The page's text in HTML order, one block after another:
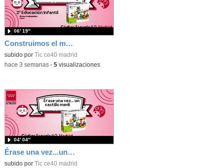
Construimos el mundo con Lego
subido por Tic ce40 madrid
06′ 19″
-hace 3 semanas- 5visualizaciones
Érase una vez...un castillo medieval
subido por Tic ce40 madrid
04′ 04″